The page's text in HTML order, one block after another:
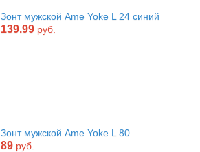
Зонт мужской Ame Yoke L 24 синий
139.99 руб.
Зонт мужской Ame Yoke L 80
89 руб.